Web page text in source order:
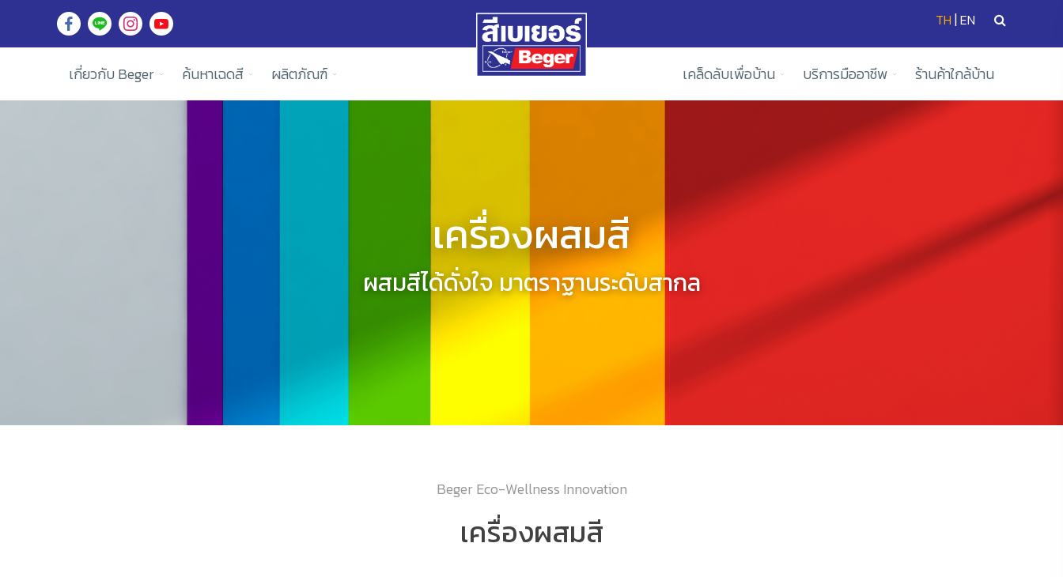
TH |EN
เกี่ยวกับ Beger ค้นหาเฉดสี ผลิตภัณฑ์ เคล็ดลับเพื่อบ้าน บริการมืออาชีพ ร้านค้าใกล้บ้าน
เครื่องผสมสี
ผสมสีได้ดั่งใจ มาตราฐานระดับสากล
Beger Eco-Wellness Innovation
เครื่องผสมสี